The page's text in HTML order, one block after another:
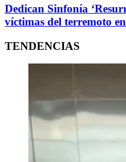
Dedican Sinfonía
víctimas del terremoto
TENDENCIAS